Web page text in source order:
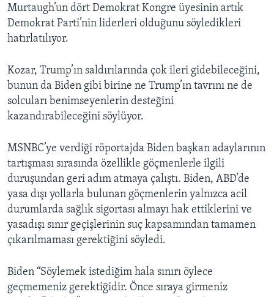
Murtaugh’un dört Demokrat Kongre üyesinin artık
Demokrat Parti’nin liderleri olduğunu söyledikleri
hatırlatılıyor.
Kozar, Trump’ın saldırılarında çok ileri gidebileceğini,
bunun da Biden gibi birine ne Trump’ın tavrını ne de
solcuları benimseyenlerin desteğini
kazandırabileceğini söylüyor.
MSNBC’ye verdiği röportajda Biden başkan adaylarının
tartışması sırasında özellikle göçmenlerle ilgili
duruşundan geri adım atmaya çalıştı. Biden, ABD’de
yasa dışı yollarla bulunan göçmenlerin yalnızca acil
durumlarda sağlık sigortası almayı hak ettiklerini ve
yasadışı sınır geçişlerinin suç kapsamından tamamen
çıkarılmaması gerektiğini söyledi.
Biden “Söylemek istediğim hala sınırı öylece
geçmemeniz gerektiğidir. Önce sıraya girmeniz